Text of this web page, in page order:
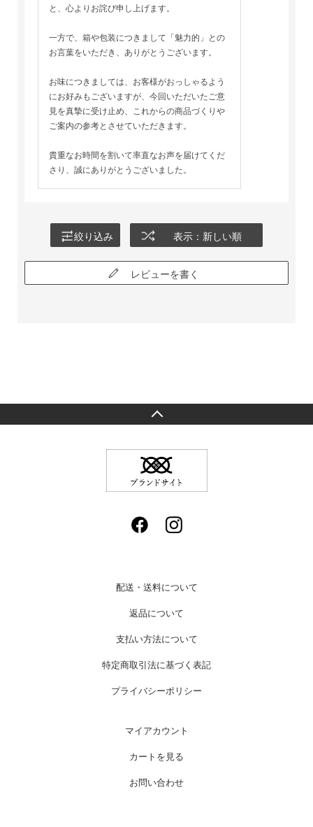
と、心よりお詫び申し上げます。
一方で、箱や包装につきまして「魅力的」との
お言葉をいただき、ありがとうございます。
お味につきましては、お客様がおっしゃるよう
にお好みもございますが、今回いただいたご意
見を真摯に受け止め、これからの商品づくりや
ご案内の参考とさせていただきます。
貴重なお時間を割いて率直なお声を届けてくだ
さり、誠にありがとうございました。
絞り込み 表示：新しい順
レビューを書く
配送・送料について
返品について
支払い方法について
特定商取引法に基づく表記
プライバシーポリシー
マイアカウント
カートを見る
お問い合わせ